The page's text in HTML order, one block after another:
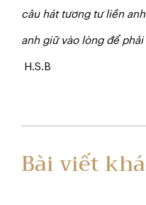
câu hát tương tư liền
anh giữ vào lòng để phải
H.S.B
Bài viết